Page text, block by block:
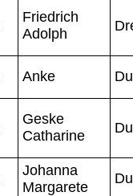
Friedrich
Adolph
Anke
Geske
Catharine
Johanna
Margarete